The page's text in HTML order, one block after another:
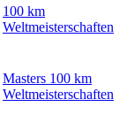
100 km
Weltmeisterschaften
Masters 100 km
Weltmeisterschaften